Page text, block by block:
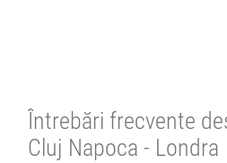
Circulă doar miercuri și vineri
Se pot face rezervări cu minim 12
Întrebări frecvente
Cluj Napoca - Londra